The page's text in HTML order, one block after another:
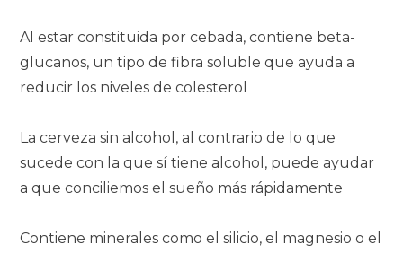
Al estar constituida por cebada, contiene beta-
glucanos, un tipo de fibra soluble que ayuda a
reducir los niveles de colesterol
La cerveza sin alcohol, al contrario de lo que
sucede con la que sí tiene alcohol, puede ayudar
a que conciliemos el sueño más rápidamente
Contiene minerales como el silicio, el magnesio o el